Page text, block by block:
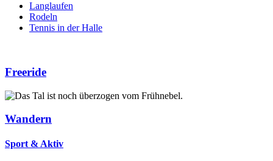
Langlaufen
Rodeln
Tennis in der Halle
Freeride
Wandern
Sport & Aktiv